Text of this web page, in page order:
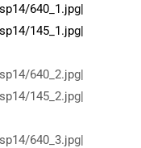
640_1.jpg|
145_1.jpg|
640_2.jpg|
145_2.jpg|
640_3.jpg|